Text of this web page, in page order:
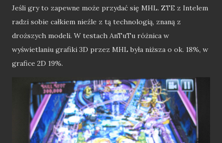
Jeśli gry to zapewne może przydać się MHL. ZTE z Intelem
radzi sobie całkiem nieźle z tą technologią, znaną z
droższych modeli. W testach AnTuTu różnica w
wyświetlaniu grafiki 3D przez MHL była niższa o ok. 18%, w
grafice 2D 19%.